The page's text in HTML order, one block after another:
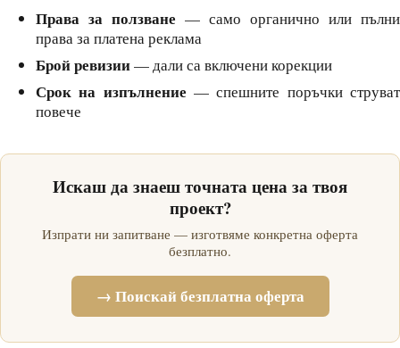
Права за ползване — само органично или пълни
права за платена реклама
Брой ревизии— дали са включени корекции
Срок на изпълнение — спешните поръчки струват
повече
Искаш да знаеш точната цена за твоя
проект?
Изпрати ни запитване — изготвяме конкретна оферта
безплатно.
→ Поискай безплатна оферта